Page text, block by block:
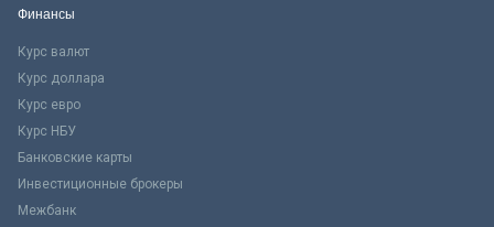
Финансы
Курс валют
Курс доллара
Курс евро
Курс НБУ
Банковские карты
Инвестиционные брокеры
Межбанк